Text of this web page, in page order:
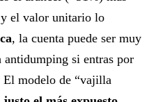
el valor unitario lo
, la cuenta puede ser muy
antidumping si entras por
El modelo de “vajilla